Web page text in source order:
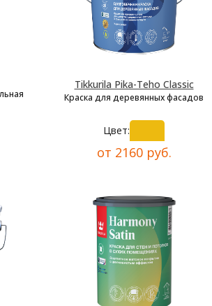
Tikkurila Pika-Teho Classic
Краска для деревянных фасадов
Цвет:
от 2160 руб.